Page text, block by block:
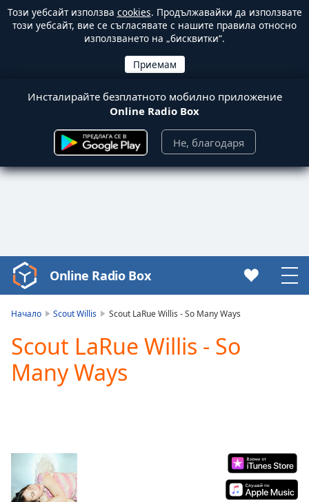
Този уебсайт използва cookies. Продължавайки да използвате
този уебсайт, вие се съгласявате с нашите правила относно
използването на „бисквитки“.
Инсталирайте безплатното мобилно приложение
Online Radio Box
Не, благодаря
Video
Player
Play
Video
Play
Current
0:00
Duration-:-
Online Radio Box
Начало Scout Willis Scout LaRue Willis - So Many Ways
Scout LaRue Willis - So
Many Ways